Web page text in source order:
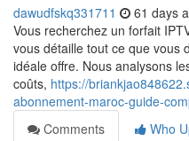
dawudfskq331711 61 days
Vous recherchez un forfait
vous détaille tout ce que vous
idéale offre. Nous analysons
coûts, https://
abonnement-maroc-guide-
Comments
Who